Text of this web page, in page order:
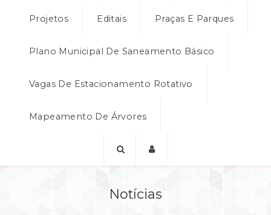
Projetos Editais Praças E Parques
Plano Municipal De Saneamento Básico
Vagas De Estacionamento Rotativo
Mapeamento De Árvores
Notícias